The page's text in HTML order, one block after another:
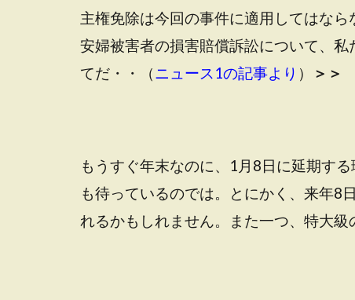
主権免除は今回の事件に適用してはな
安婦被害者の損害賠償訴訟について、
てだ・・（ニュース1の記事より ） ＞＞
もうすぐ年末なのに、1月8日に延期す
も待っているのでは。とにかく、来年8
れるかもしれません。また一つ、特大級